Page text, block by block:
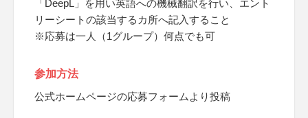
「DeepL」を用い英語への機械翻訳を行い、エント
リーシートの該当するカ所へ記入すること
※応募は一人（1グループ）何点でも可
参加方法
公式ホームページの応募フォームより投稿